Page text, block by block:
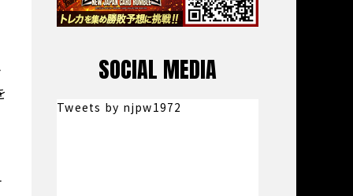
SOCIAL MEDIA
Tweets by njpw1972